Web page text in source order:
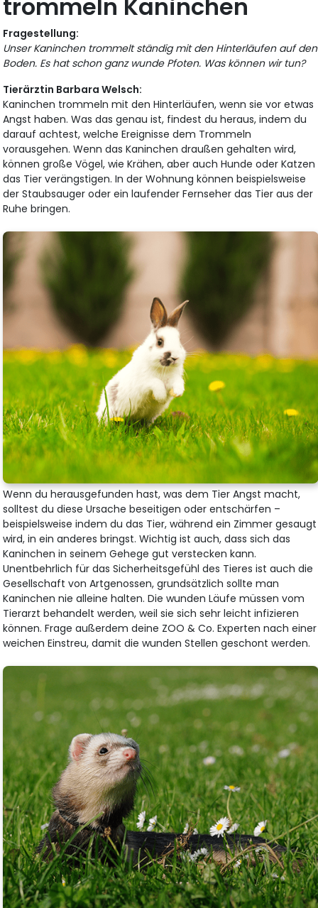
trommeln Kaninchen
Fragestellung:
Unser Kaninchen trommelt ständig mit den Hinterläufen auf den
Boden. Es hat schon ganz wunde Pfoten. Was können wir tun?
Tierärztin Barbara Welsch:
Kaninchen trommeln mit den Hinterläufen, wenn sie vor etwas
Angst haben. Was das genau ist, findest du heraus, indem du
darauf achtest, welche Ereignisse dem Trommeln
vorausgehen. Wenn das Kaninchen draußen gehalten wird,
können große Vögel, wie Krähen, aber auch Hunde oder Katzen
das Tier verängstigen. In der Wohnung können beispielsweise
der Staubsauger oder ein laufender Fernseher das Tier aus der
Ruhe bringen.
Wenn du herausgefunden hast, was dem Tier Angst macht,
solltest du diese Ursache beseitigen oder entschärfen –
beispielsweise indem du das Tier, während ein Zimmer gesaugt
wird, in ein anderes bringst. Wichtig ist auch, dass sich das
Kaninchen in seinem Gehege gut verstecken kann.
Unentbehrlich für das Sicherheitsgefühl des Tieres ist auch die
Gesellschaft von Artgenossen, grundsätzlich sollte man
Kaninchen nie alleine halten. Die wunden Läufe müssen vom
Tierarzt behandelt werden, weil sie sich sehr leicht infizieren
können. Frage außerdem deine ZOO & Co. Experten nach einer
weichen Einstreu, damit die wunden Stellen geschont werden.